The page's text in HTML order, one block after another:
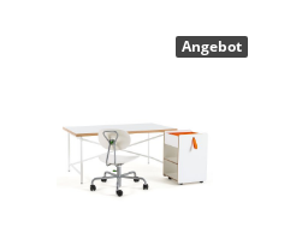
Sekretäre & PC-Tische
Konferenztische
Angebot